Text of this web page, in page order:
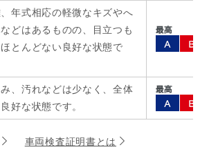
年式相応の軽微なキズやへ
どはあるものの、目立つも
とんどない良好な状態で
、汚れなどは少なく、全体
好な状態です。
車両検査証明書とは